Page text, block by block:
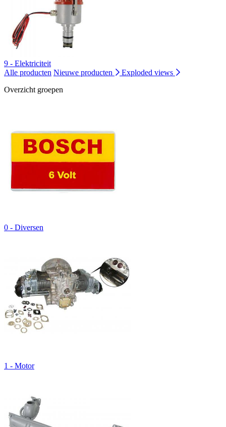
9 - Elektriciteit
Alle producten Nieuwe producten
Exploded views
Overzicht groepen
0 - Diversen
1 - Motor